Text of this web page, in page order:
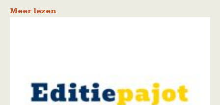
Meer lezen